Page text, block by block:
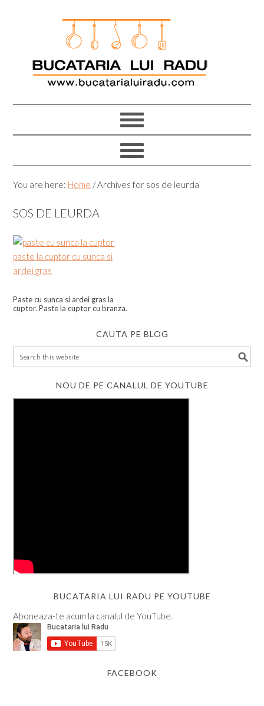
You are here: Home /Archives for sos de leurda
SOS DE LEURDA
Paste cu sunca si ardei gras la
cuptor. Paste la cuptor cu branza.
CAUTA PE BLOG
NOU DE PE CANALUL DE YOUTUBE
BUCATARIA LUI RADU PE YOUTUBE
Aboneaza-te acum la canalul de YouTube.
FACEBOOK